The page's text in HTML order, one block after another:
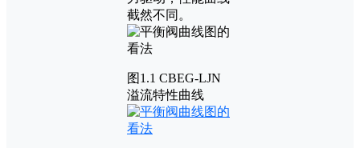
截然不同。
图1.1 CBEG-LJN
溢流特性曲线